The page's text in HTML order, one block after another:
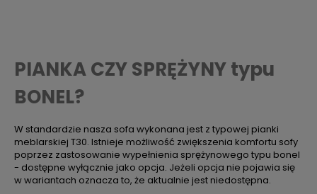
PIANKA CZY SPRĘŻYNY typu
BONEL?
W standardzie nasza sofa wykonana jest z typowej pianki
meblarskiej T30. Istnieje możliwość zwiększenia komfortu sofy
poprzez zastosowanie wypełnienia sprężynowego typu bonel
- dostępne wyłącznie jako opcja. Jeżeli opcja nie pojawia się
w wariantach oznacza to, że aktualnie jest niedostępna.